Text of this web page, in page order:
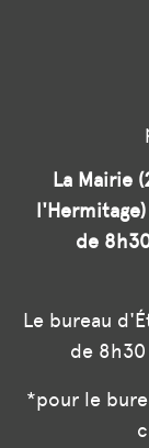
La Mairie
de
Le bureau
de 8h30
*pour le